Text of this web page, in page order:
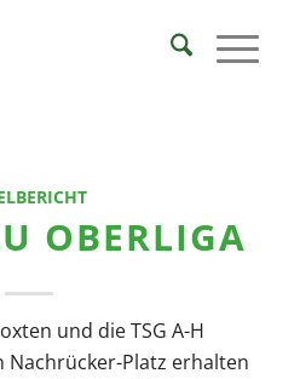
OBERLIGA
und die TSG A-H
Nachrücker-Platz erhalten